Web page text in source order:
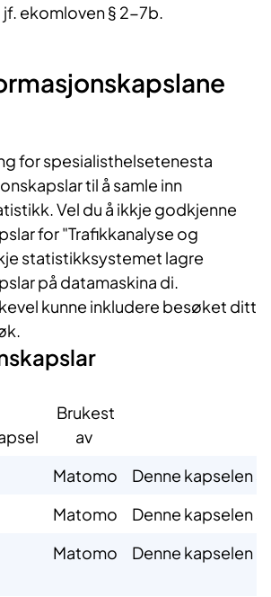
ekomloven § 2-7b.
for spesialisthelsetenesta
til å samle inn
Vel du å ikkje godkjenne
for "Trafikkanalyse og
statistikksystemet lagre
på datamaskina di.
kunne inkludere besøket ditt
Brukest
av ​
​Matomo
​Denne kapselen
​Matomo
​Denne kapselen
​Matomo ​Denne kapselen